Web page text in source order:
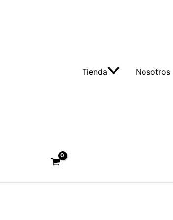
Tienda Nosotros
Buscar